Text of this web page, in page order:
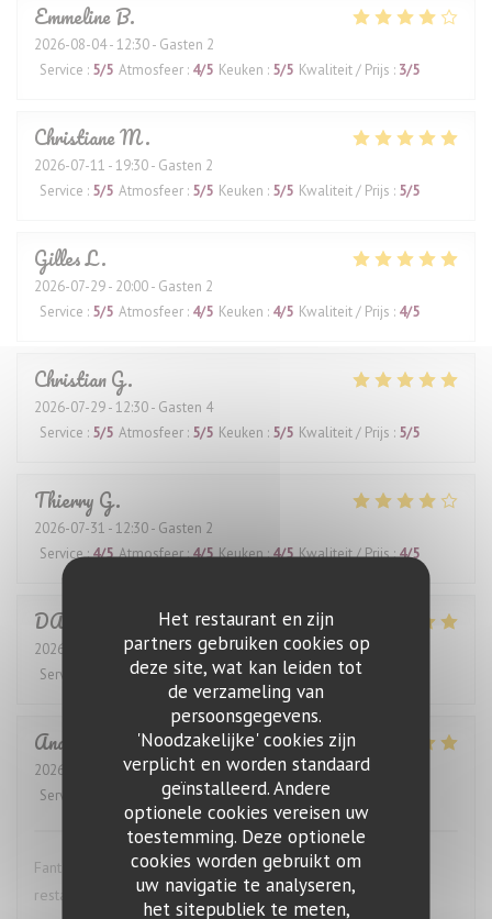
Het restaurant en zijn
partners gebruiken cookies op
deze site, wat kan leiden tot
de verzameling van
persoonsgegevens.
'Noodzakelijke' cookies zijn
verplicht en worden standaard
geïnstalleerd. Andere
optionele cookies vereisen uw
toestemming. Deze optionele
cookies worden gebruikt om
uw navigatie te analyseren,
het sitepubliek te meten,
EmmelineB
2026-08-04- 12:30 - Gasten 2
Service : 5/5 Atmosfeer : 4/5 Keuken : 5/5 Kwaliteit / Prijs : 3/5
ChristianeM
2026-07-11 - 19:30 - Gasten 2
Service : 5/5 Atmosfeer : 5/5 Keuken : 5/5 Kwaliteit / Prijs : 5/5
GillesL
2026-07-29- 20:00 - Gasten 2
Service : 5/5 Atmosfeer : 4/5 Keuken : 4/5 Kwaliteit / Prijs : 4/5
ChristianG
2026-07-29- 12:30 - Gasten 4
Service : 5/5 Atmosfeer : 5/5 Keuken : 5/5 Kwaliteit / Prijs : 5/5
Thierry G
2026-07-31 - 12:30 - Gasten 2
Service:4/5 Atmosfeer:4/5 Keuken:4/5 Kwaliteit / Prijs:4/5
DANIEL
2026-07-28
- 12:30 - Gasten 4
Service
Atmosfeer:5/5 Keuken: 5 /5 Kwaliteit / Prijs
Anders
2026-07-27
- 19:00 - Gasten 4
Service
Atmosfeer:5/5 Keuken: 5/5 Kwaliteit / Prijs
Fantastic wine list, great food and excellent service. This
restaurant is highly recommended.